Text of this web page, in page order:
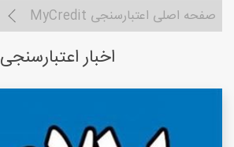
صفحه اصلی اعتبارسنجی MyCredit
اخبار اعتبارسنجی